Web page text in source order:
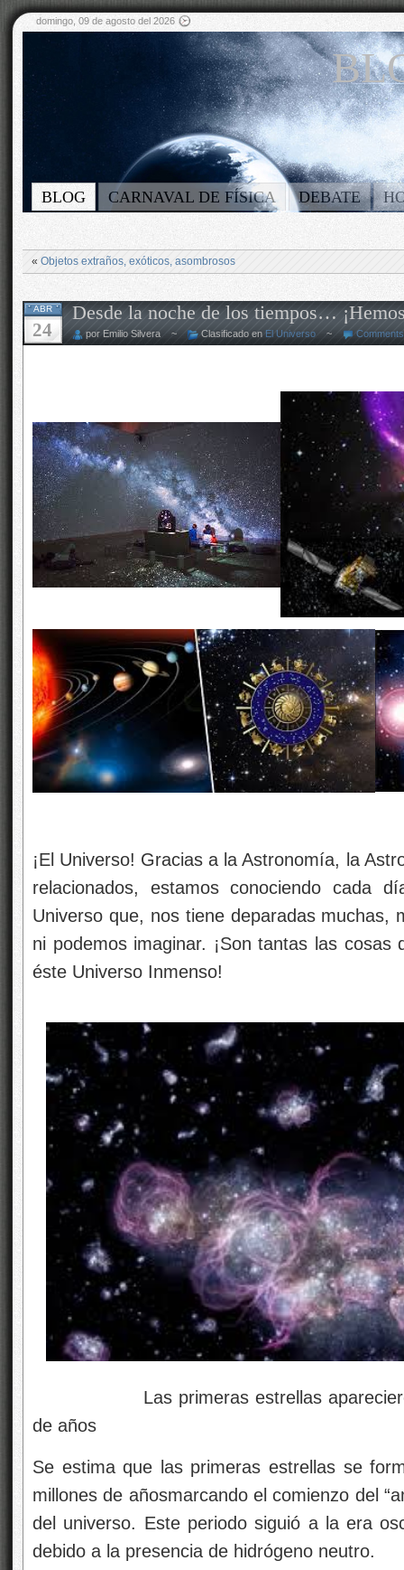
domingo, 09 de agosto del 2026
BLOG CARNAVAL DE FÍSICA DEBATE
« Objetos extraños, exóticos, asombrosos
ABR
24
Desde la noche de los tiempos…
por Emilio Silvera ~ Clasificado en El Universo ~
¡El Universo! Gracias a la Astronomía, la
relacionados, estamos conociendo cada
Universo que, nos tiene deparadas muchas,
ni podemos imaginar. ¡Son tantas las
éste Universo Inmenso!
Las primeras estrellas aparecieron
de años
Se estima que las primeras estrellas se
millones de añosmarcando el comienzo del
del universo. Este periodo siguió a la era
debido a la presencia de hidrógeno neutro.